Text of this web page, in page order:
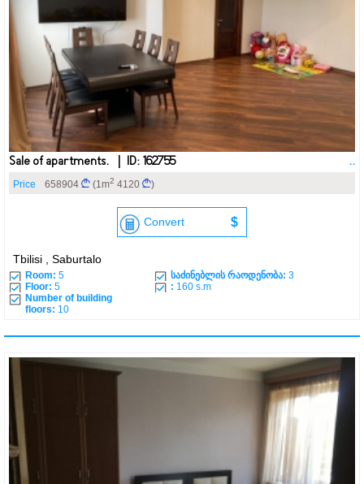
Sale of apartments. | ID: 162755 ..
Price 658904 (1m2 4120 )
Convert $
Tbilisi , Saburtalo
Room: 5 საძინებლის რაოდენობა: 3
Floor: 5 : 160 s.m
Number of building
floors: 10